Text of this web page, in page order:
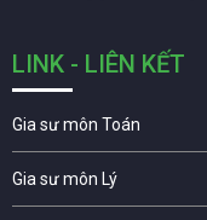
LINK - LIÊN KẾT
Gia sư môn Toán
Gia sư môn Lý